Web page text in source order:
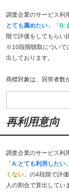
調査企業のサービス利
とても薦めたい 」「B:
階で評価をしてもらい
※10段階聴取について
出しております。
商標対象は、回答者数
再利用意向
調査企業のサービス利
「A:とても利用したい
くない 」の4段階で評
人の割合で算出してい